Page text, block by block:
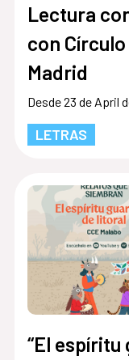
Lectura
con
Madrid
Desde 23 de April
LETRAS
“El espíritu